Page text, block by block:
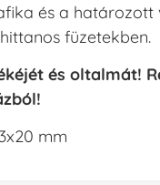
és a
füzetekben.
és oltalmát!
mm